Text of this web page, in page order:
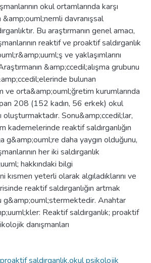
okul ortamlarında karşı
davranışsal
Bu araştırmanın genel amacı,
reaktif ve proaktif saldırganlık
ve yaklaşımlarını
&amp;ccedil;alışma grubunu
bulunan
ve orta&amp;ouml;ğretim kurumlarında
208 (152 kadın, 56 erkek) okul
oluşturmaktadır. Sonu&amp;ccedil;lar,
kademelerinde reaktif saldırganlığın
g&amp;ouml;re daha yaygın olduğunu,
her iki saldırganlık
hakkındaki bilgi
kısmen yeterli olarak algıladıklarını ve
reaktif saldırganlığın artmak
g&amp;ouml;stermektedir. Anahtar
Reaktif saldırganlık; proaktif
danışmanları
saldırganlık,okul psikolojik